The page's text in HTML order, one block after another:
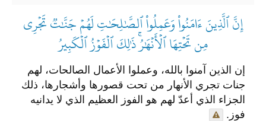
إِنَّ ٱلَّذِينَ ءَامَنُواْ وَعَمِلُواْ ٱلصَّٰلِحَٰتِ لَهُمۡ جَنَّٰتٞ تَجۡرِي
مِن تَحۡتِهَا ٱلۡأَنۡهَٰرُۚ ذَٰلِكَ ٱلۡفَوۡزُ ٱلۡكَبِيرُ
إن الذين آمنوا بالله، وعملوا الأعمال الصالحات، لهم
جنات تجري الأنهار من تحت قصورها وأشجارها، ذلك
الجزاء الذي أعدّ لهم هو الفوز العظيم الذي لا يدانيه
فوز.